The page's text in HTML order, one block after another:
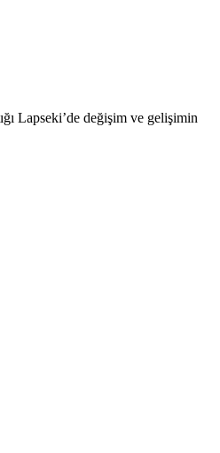
Lapseki’de değişim ve gelişimin